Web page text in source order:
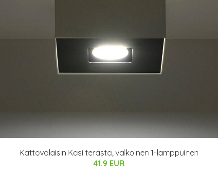
Kattovalaisin Kasi terästä, valkoinen 1-lamppuinen
41.9 EUR